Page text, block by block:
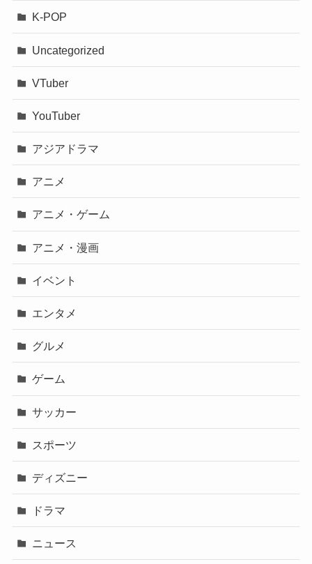
K-POP
Uncategorized
VTuber
YouTuber
アジアドラマ
アニメ
アニメ・ゲーム
アニメ・漫画
イベント
エンタメ
グルメ
ゲーム
サッカー
スポーツ
ディズニー
ドラマ
ニュース